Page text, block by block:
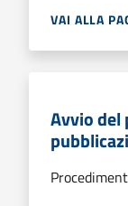
VAI ALLA
Avvio del